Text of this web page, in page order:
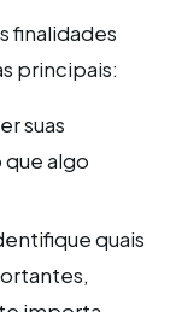
finalidades
principais:
suas
algo
quais